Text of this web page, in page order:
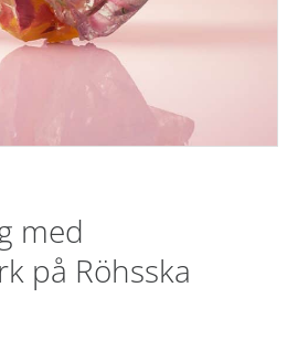
med
på Röhsska